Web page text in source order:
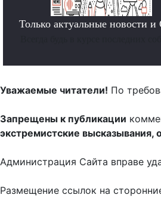
Только актуальные новости
Уважаемые читатели! По
Запрещены к публикации
экстремистские высказывания,
Администрация Сайта вправе
Размещение ссылок на